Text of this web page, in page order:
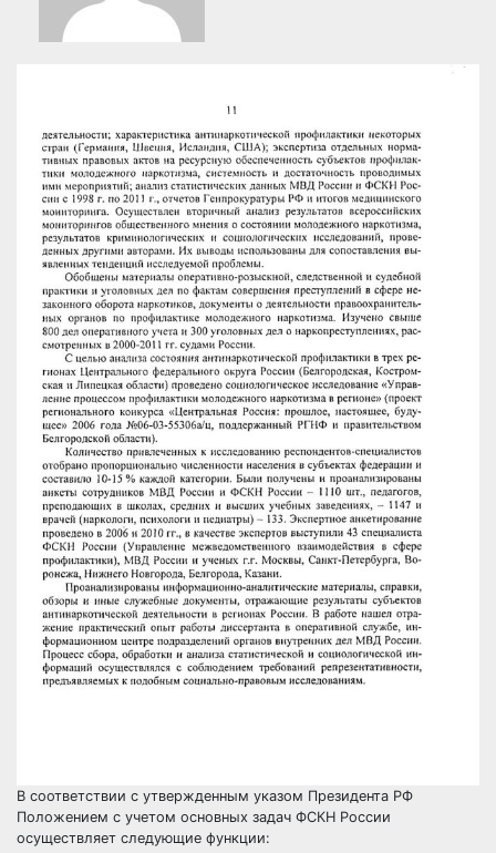
В соответствии с утвержденным указом Президента РФ
Положением с учетом основных задач ФСКН России
осуществляет следующие функции: